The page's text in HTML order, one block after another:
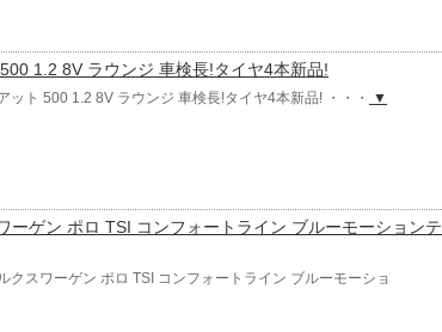
1.2 8V ラウンジ 車検長!タイヤ4本新品!
ト 500 1.2 8V ラウンジ 車検長!タイヤ4本新品! ・・・
▼
ーゲン ポロ TSI コンフォートライン ブルーモーションテ
スワーゲン ポロ TSI コンフォートライン ブルーモーショ